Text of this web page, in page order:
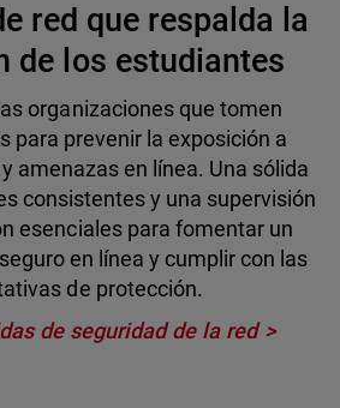
red que respalda la
de los estudiantes
organizaciones que tomen
para prevenir la exposición a
amenazas en línea. Una sólida
consistentes y una supervisión
esenciales para fomentar un
en línea y cumplir con las
de protección.
de seguridad de la red